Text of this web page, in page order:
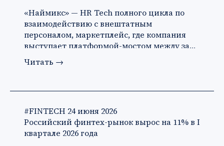
«Наймикс» — HR Tech полного цикла по
взаимодействию с внештатным
персоналом, маркетплейс, где компания
выступает платформой-мостом между за…
Читать →
#FINTECH 24 июня 2026
Российский финтех-рынок вырос на 11% в I
квартале 2026 года